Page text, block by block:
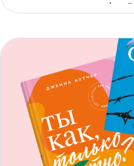
с доступом офлайн